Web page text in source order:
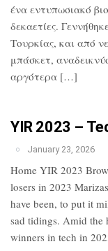
ένα εντυπωσιακό
δεκαετίες.
Τουρκίας, και από
μπάσκετ,
αργότερα […]
YIR 2023 –
January 23, 2026
Home YIR 2023
losers in 2023
have been, to put it
sad tidings. Amid the
winners in tech in